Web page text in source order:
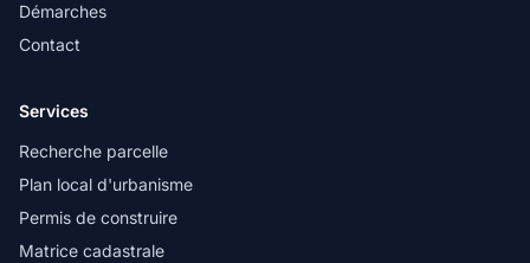
Démarches
Contact
Services
Recherche parcelle
Plan local d'urbanisme
Permis de construire
Matrice cadastrale